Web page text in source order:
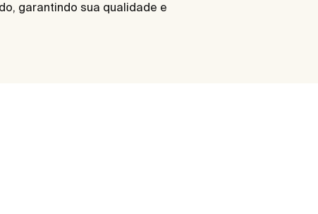
garantindo sua qualidade e